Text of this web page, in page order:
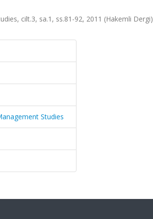
cilt.3, sa.1, ss.81-92, 2011 (Hakemli Dergi)
Studies